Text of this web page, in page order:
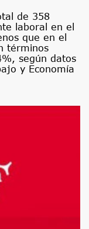
de 358
laboral en el
que en el
términos
según datos
y Economía